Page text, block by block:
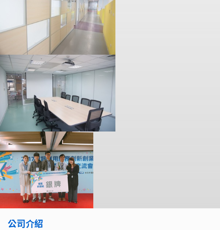
公司介紹